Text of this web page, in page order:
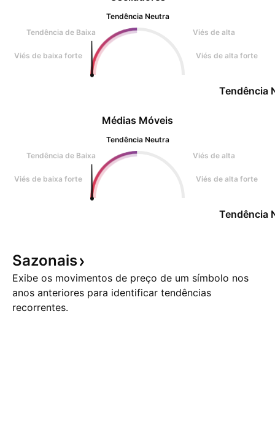
Tendência Neutra
Tendência de Baixa
Viés de alta
Viés de baixa forte Viés de alta forte
Tendência
Médias Móveis
Tendência Neutra
Tendência de Baixa
Viés de alta
Viés de baixa forte Viés de alta forte
Tendência
Sazonais
Exibe os movimentos de preço de um símbolo nos
anos anteriores para identificar tendências
recorrentes.